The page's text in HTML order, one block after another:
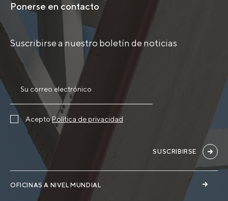
Ponerse en contacto
Suscribirse a nuestro boletín de noticias
OFICINAS A NIVEL MUNDIAL
AceptoPolítica de privacidad
SUSCRIBIRSE